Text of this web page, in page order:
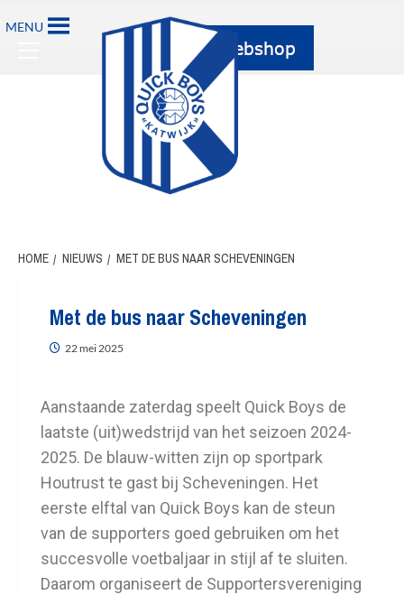
MENU
HOME NIEUWS MET DE BUS NAAR SCHEVENINGEN
Met de bus naar Scheveningen
22 mei 2025
Aanstaande zaterdag speelt Quick Boys de
laatste (uit)wedstrijd van het seizoen 2024-
2025. De blauw-witten zijn op sportpark
Houtrust te gast bij Scheveningen. Het
eerste elftal van Quick Boys kan de steun
van de supporters goed gebruiken om het
succesvolle voetbaljaar in stijl af te sluiten.
Daarom organiseert de Supportersvereniging